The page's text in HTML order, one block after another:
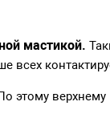
мастикой.
всех
этому верхнему